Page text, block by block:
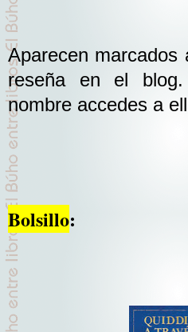
Aparecen marcados
reseña en el
nombre accedes a
Bolsillo: